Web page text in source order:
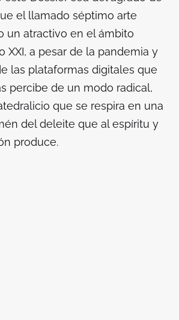
el llamado séptimo arte
un atractivo en el ámbito
XXI, a pesar de la pandemia y
las plataformas digitales que
percibe de un modo radical,
que se respira en una
del deleite que al espíritu y
produce.